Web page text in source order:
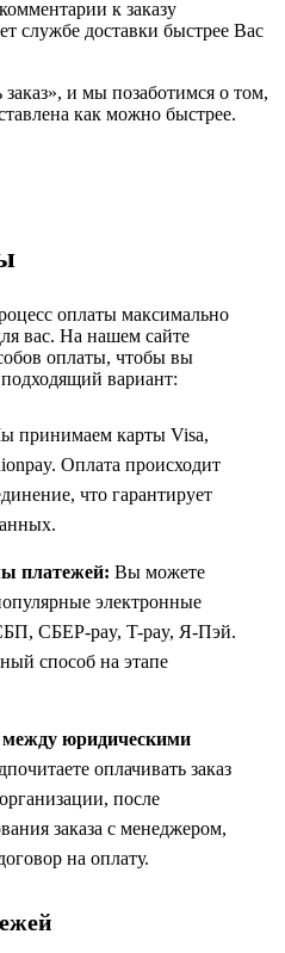
к заказу
службе доставки быстрее Вас
и мы позаботимся о том,
как можно быстрее.
оплаты максимально
вас. На нашем сайте
оплаты, чтобы вы
вариант:
принимаем карты Visa,
Оплата происходит
что гарантирует
платежей: Вы можете
электронные
СБЕР-pay, T-pay, Я-Пэй.
способ на этапе
между юридическими
оплачивать заказ
после
заказа с менеджером,
на оплату.